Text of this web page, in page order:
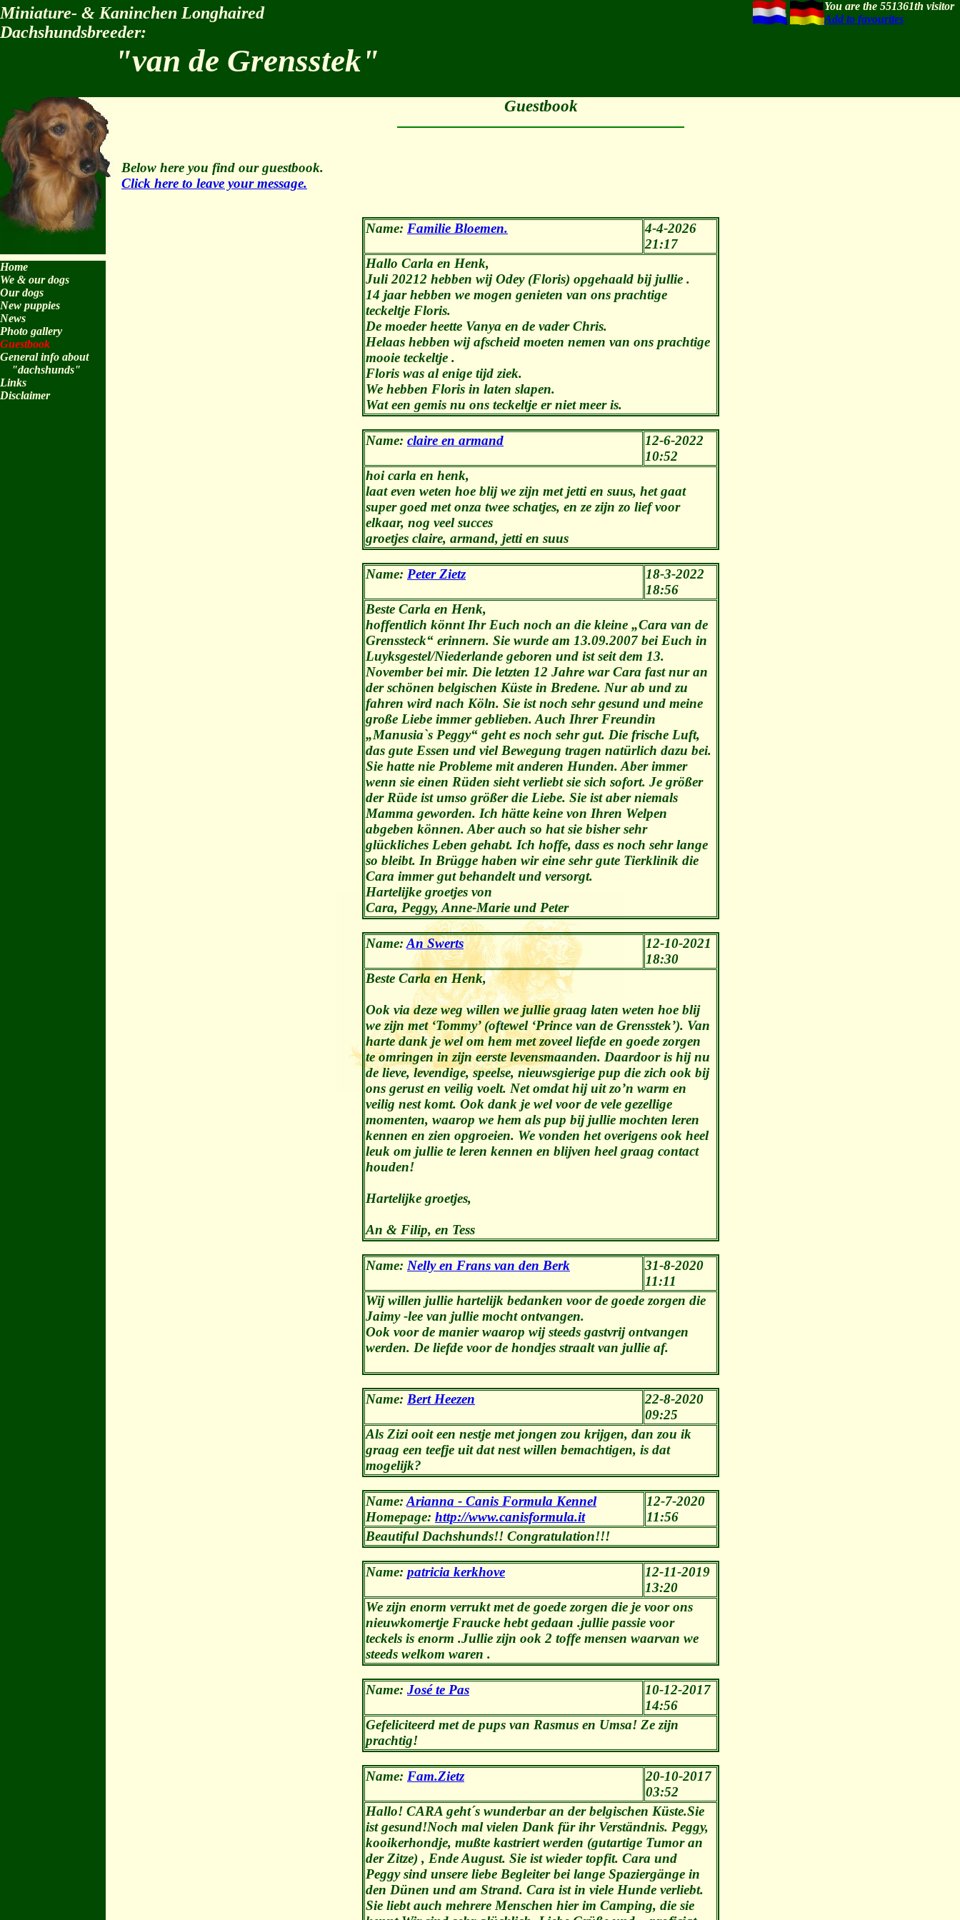
Miniature- & Kaninchen Longhaired
Dachshundsbreeder:
"van de Grensstek"
You are the 551361th visitor
Add to favourites
Home
We & our dogs
Our dogs
New puppies
News
Photo gallery
Guestbook
General info about
"dachshunds"
Links
Disclaimer
Guestbook
Below here you find our guestbook.
Click here to leave your message.
Name: Familie Bloemen.
4-4-2026
21:17
Hallo Carla en Henk,
Juli 20212 hebben wij Odey (Floris) opgehaald bij jullie .
14 jaar hebben we mogen genieten van ons prachtige
teckeltje Floris.
De moeder heette Vanya en de vader Chris.
Helaas hebben wij afscheid moeten nemen van ons prachtige
mooie teckeltje .
Floris was al enige tijd ziek.
We hebben Floris in laten slapen.
Wat een gemis nu ons teckeltje er niet meer is.
Name: claire en armand
12-6-2022
10:52
hoi carla en henk,
laat even weten hoe blij we zijn met jetti en suus, het gaat
super goed met onza twee schatjes, en ze zijn zo lief voor
elkaar, nog veel succes
groetjes claire, armand, jetti en suus
Name: Peter Zietz
18-3-2022
18:56
Beste Carla en Henk,
hoffentlich könnt Ihr Euch noch an die kleine „Cara van de
Grenssteck“ erinnern. Sie wurde am 13.09.2007 bei Euch in
Luyksgestel/Niederlande geboren und ist seit dem 13.
November bei mir. Die letzten 12 Jahre war Cara fast nur an
der schönen belgischen Küste in Bredene. Nur ab und zu
fahren wird nach Köln. Sie ist noch sehr gesund und meine
große Liebe immer geblieben. Auch Ihrer Freundin
„Manusia`s Peggy“ geht es noch sehr gut. Die frische Luft,
das gute Essen und viel Bewegung tragen natürlich dazu bei.
Sie hatte nie Probleme mit anderen Hunden. Aber immer
wenn sie einen Rüden sieht verliebt sie sich sofort. Je größer
der Rüde ist umso größer die Liebe. Sie ist aber niemals
Mamma geworden. Ich hätte keine von Ihren Welpen
abgeben können. Aber auch so hat sie bisher sehr
glückliches Leben gehabt. Ich hoffe, dass es noch sehr lange
so bleibt. In Brügge haben wir eine sehr gute Tierklinik die
Cara immer gut behandelt und versorgt.
Hartelijke groetjes von
Cara, Peggy, Anne-Marie und Peter
Name:An Swerts
12-10-2021
18:30
Beste Carla en Henk,
Ook via deze weg willen we jullie graag laten weten hoe blij
we zijn met ‘Tommy’ (oftewel ‘Prince van de Grensstek’). Van
harte dank je wel om hem met zoveel liefde en goede zorgen
te omringen in zijn eerste levensmaanden. Daardoor is hij nu
de lieve, levendige, speelse, nieuwsgierige pup die zich ook bij
ons gerust en veilig voelt. Net omdat hij uit zo’n warm en
veilig nest komt. Ook dank je wel voor de vele gezellige
momenten, waarop we hem als pup bij jullie mochten leren
kennen en zien opgroeien. We vonden het overigens ook heel
leuk om jullie te leren kennen en blijven heel graag contact
houden!
Hartelijke groetjes,
An & Filip, en Tess
Name: Nelly en Frans van den Berk
31-8-2020
11:11
Wij willen jullie hartelijk bedanken voor de goede zorgen die
Jaimy -lee van jullie mocht ontvangen.
Ook voor de manier waarop wij steeds gastvrij ontvangen
werden. De liefde voor de hondjes straalt van jullie af.
Name: Bert Heezen
22-8-2020
09:25
Als Zizi ooit een nestje met jongen zou krijgen, dan zou ik
graag een teefje uit dat nest willen bemachtigen, is dat
mogelijk?
Name:Arianna - Canis Formula Kennel
Homepage: http://www.canisformula.it
12-7-2020
11:56
Beautiful Dachshunds!! Congratulation!!!
Name: patricia kerkhove
12-11-2019
13:20
We zijn enorm verrukt met de goede zorgen die je voor ons
nieuwkomertje Fraucke hebt gedaan .jullie passie voor
teckels is enorm .Jullie zijn ook 2 toffe mensen waarvan we
steeds welkom waren .
Name: José te Pas
10-12-2017
14:56
Gefeliciteerd met de pups van Rasmus en Umsa! Ze zijn
prachtig!
Name: Fam.Zietz
20-10-2017
03:52
Hallo! CARA geht´s wunderbar an der belgischen Küste.Sie
ist gesund!Noch mal vielen Dank für ihr Verständnis. Peggy,
kooikerhondje, mußte kastriert werden (gutartige Tumor an
der Zitze) , Ende August. Sie ist wieder topfit. Cara und
Peggy sind unsere liebe Begleiter bei lange Spaziergänge in
den Dünen und am Strand. Cara ist in viele Hunde verliebt.
Sie liebt auch mehrere Menschen hier im Camping, die sie